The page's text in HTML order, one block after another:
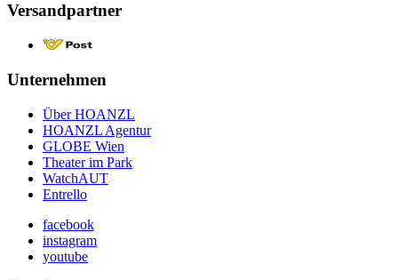
Versandpartner
Unternehmen
Über HOANZL
HOANZL Agentur
GLOBE Wien
Theater im Park
WatchAUT
Entrello
facebook
instagram
youtube